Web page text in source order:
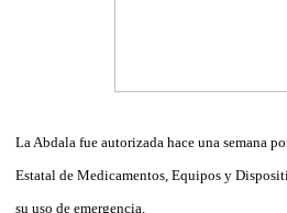
La Abdala fue autorizada hace una semana
Estatal de Medicamentos, Equipos y
su uso de emergencia.